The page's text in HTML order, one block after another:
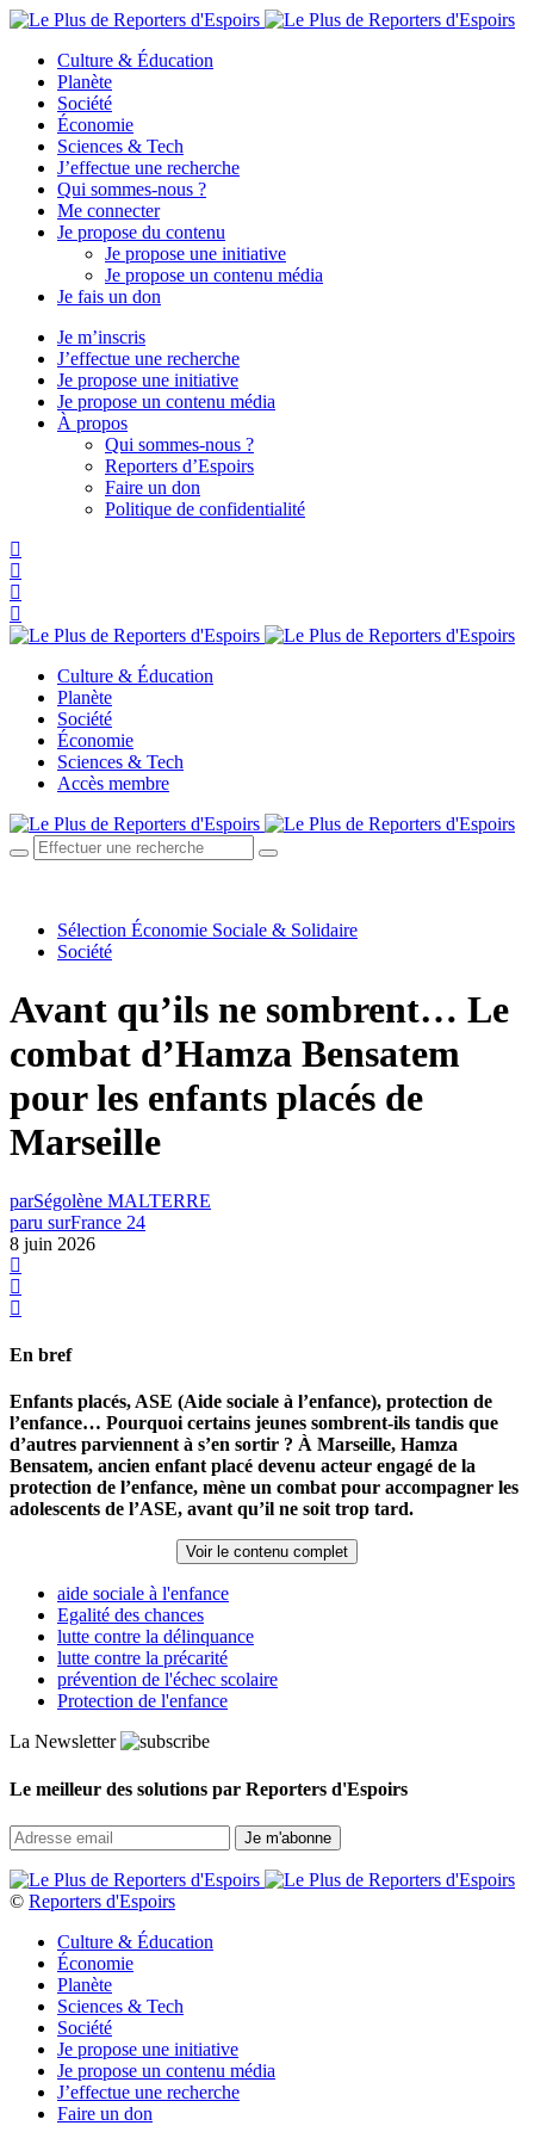
Culture & Éducation
Planète
Société
Économie
Sciences & Tech
J’effectue une recherche
Qui sommes-nous ?
Me connecter
Je propose du contenu
Je propose une initiative
Je propose un contenu média
Je fais un don
Je m’inscris
J’effectue une recherche
Je propose une initiative
Je propose un contenu média
À propos
Qui sommes-nous ?
Reporters d’Espoirs
Faire un don
Politique de confidentialité
Culture & Éducation
Planète
Société
Économie
Sciences & Tech
Accès membre
Sélection Économie Sociale & Solidaire
Société
Avant qu’ils ne sombrent… Le
combat d’Hamza Bensatem
pour les enfants placés de
Marseille
parSégolène MALTERRE
paru surFrance 24
8 juin 2026
En bref
Enfants placés, ASE (Aide sociale à l’enfance), protection de
l’enfance… Pourquoi certains jeunes sombrent-ils tandis que
d’autres parviennent à s’en sortir ? À Marseille, Hamza
Bensatem, ancien enfant placé devenu acteur engagé de la
protection de l’enfance, mène un combat pour accompagner les
adolescents de l’ASE, avant qu’il ne soit trop tard.
Voir le contenu complet
aide sociale à l'enfance
Egalité des chances
lutte contre la délinquance
lutte contre la précarité
prévention de l'échec scolaire
Protection de l'enfance
La Newsletter
Le meilleur des solutions par Reporters d'Espoirs
© Reporters d'Espoirs
Culture & Éducation
Économie
Planète
Sciences & Tech
Société
Je propose une initiative
Je propose un contenu média
J’effectue une recherche
Faire un don